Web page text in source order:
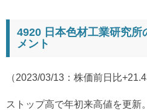
4920 日本色材工業研究所
メント
（2023/03/13：株価前日比
ストップ高で年初来高値を更新